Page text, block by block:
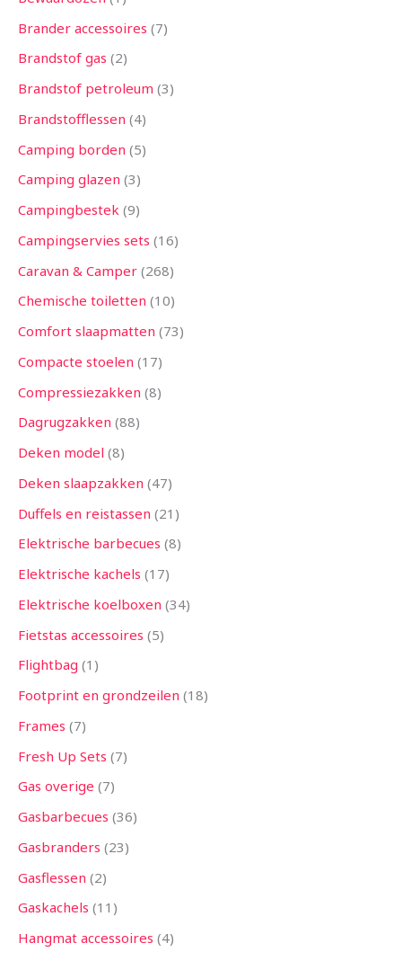
Brander accessoires 7
Brandstof gas 2
Brandstof petroleum 3
Brandstofflessen 4
Camping borden 5
Camping glazen 3
Campingbestek 9
Campingservies sets 16
Caravan & Camper 268
Chemische toiletten 10
Comfort slaapmatten 73
Compacte stoelen 17
Compressiezakken 8
Dagrugzakken 88
Deken model 8
Deken slaapzakken 47
Duffels en reistassen 21
Elektrische barbecues 8
Elektrische kachels 17
Elektrische koelboxen 34
Fietstas accessoires 5
Flightbag 1
Footprint en grondzeilen 18
Frames 7
Fresh Up Sets 7
Gas overige 7
Gasbarbecues 36
Gasbranders 23
Gasflessen 2
Gaskachels 11
Hangmat accessoires 4